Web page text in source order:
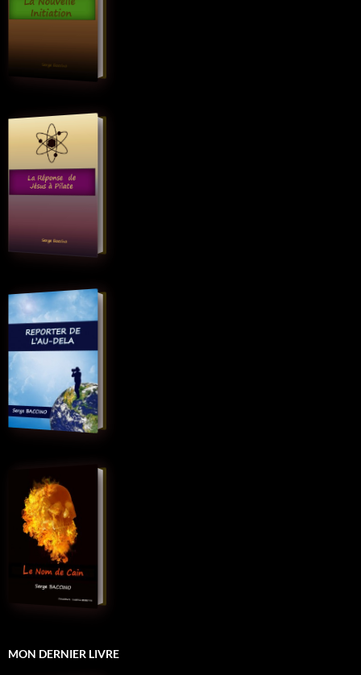
MON DERNIER LIVRE